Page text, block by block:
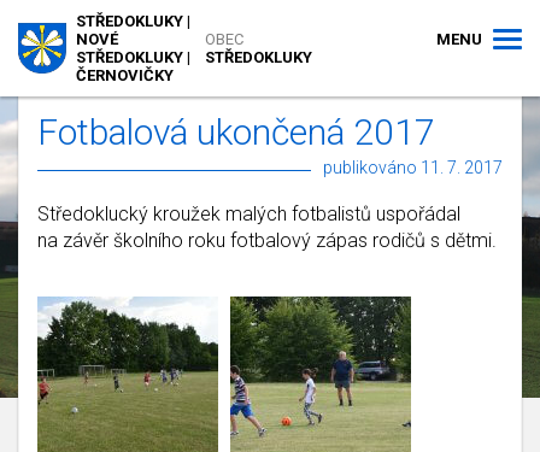
OBEC
STŘEDOKLUKY
STŘEDOKLUKY |
NOVÉ
STŘEDOKLUKY |
ČERNOVIČKY
MENU
Fotbalová ukončená 2017
publikováno 11. 7. 2017
Středoklucký kroužek malých fotbalistů uspořádal
na závěr školního roku fotbalový zápas rodičů s dětmi.